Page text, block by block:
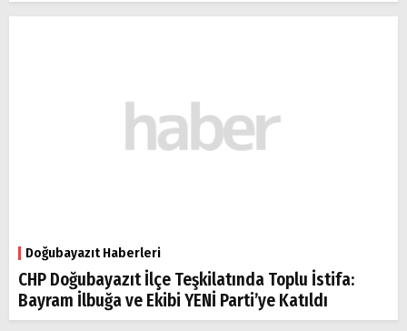
Doğubayazıt Haberleri
CHP Doğubayazıt İlçe Teşkilatında Toplu İstifa:
Bayram İlbuğa ve Ekibi YENİ Parti’ye Katıldı